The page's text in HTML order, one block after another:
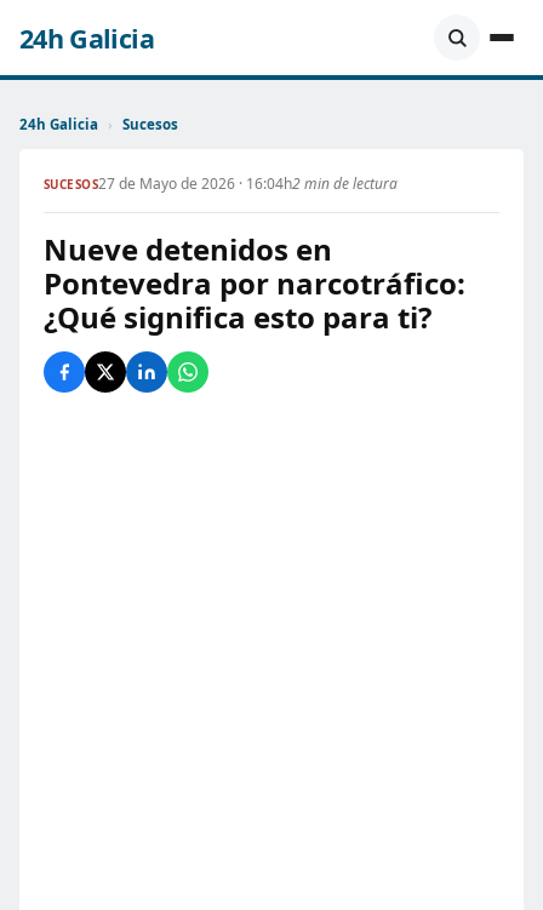
24h Galicia
24h Galicia › Sucesos
SUCESOS27 de Mayo de 2026 · 16:04h2 min de lectura
Nueve detenidos en
Pontevedra por narcotráfico:
¿Qué significa esto para ti?